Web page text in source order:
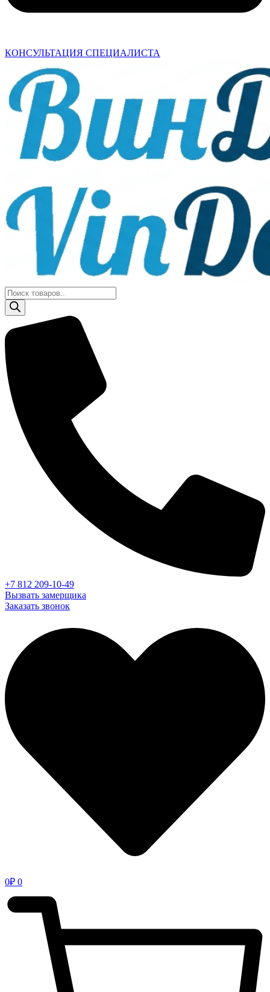
КОНСУЛЬТАЦИЯ СПЕЦИАЛИСТА
Поиск
товаров
+7 812 209-10-49
Вызвать замерщика
Заказать звонок
0₽ 0